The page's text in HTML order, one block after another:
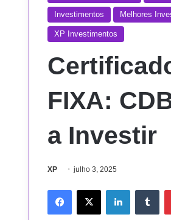
Investimentos Melhores
XP Investimentos
FIXA:
a Investir
XP julho 3, 2025
X